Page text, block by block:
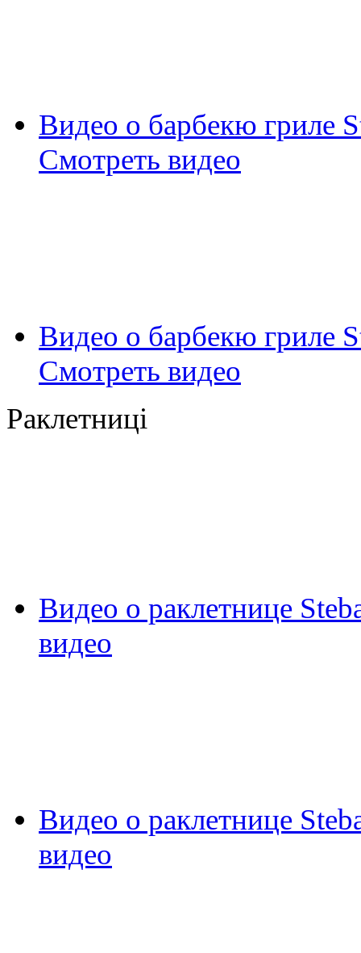
Видео о барбекю гриле
Смотреть видео
Видео о барбекю гриле
Смотреть видео
Раклетниці
Видео о раклетнице
видео
Видео о раклетнице
видео